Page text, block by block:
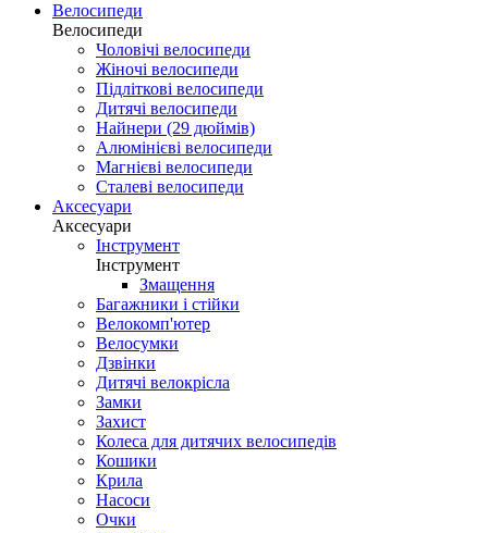
Велосипеди
Велосипеди
Чоловічі велосипеди
Жіночі велосипеди
Підліткові велосипеди
Дитячі велосипеди
Найнери (29 дюймів)
Алюмінієві велосипеди
Магнієві велосипеди
Сталеві велосипеди
Аксесуари
Аксесуари
Інструмент
Інструмент
Змащення
Багажники і стійки
Велокомп'ютер
Велосумки
Дзвінки
Дитячі велокрісла
Замки
Захист
Колеса для дитячих велосипедів
Кошики
Крила
Насоси
Очки